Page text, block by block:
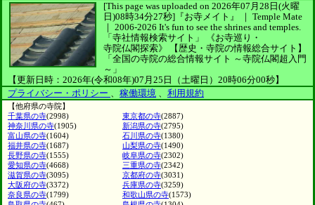
[This page was uploaded on 2026年07月28日(火曜
日)08時34分27秒] 『お寺メイト』 ｜ Temple Mate
｜ 2006-2026 It's fun to see the shrines and temples.
「寺社情報検索サイト」
《お寺巡り・
寺院仏閣探索》
【歴史・寺院の情報総合サイト】
「全国の寺院の総合情報サイト ～寺院仏閣超入門
～」
【更新日時：2026年(令和08年)07月25日（土曜日）20時06分00秒】
プライバシー・ポリシー 、 稼働環境 、 利用規約
【他府県の寺院】
千葉県の寺(2998) 東京都の寺(2887)
神奈川県の寺(1905) 新潟県の寺(2795)
富山県の寺(1604) 石川県の寺(1380)
福井県の寺(1687) 山梨県の寺(1490)
長野県の寺(1555) 岐阜県の寺(2302)
愛知県の寺(4668) 三重県の寺(2342)
滋賀県の寺(3095) 京都府の寺(3031)
大阪府の寺(3372) 兵庫県の寺(3259)
奈良県の寺(1799) 和歌山県の寺(1573)